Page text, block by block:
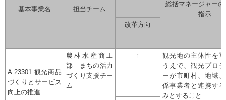
基本事業名 担当チーム
総括マネージャーの
指示
改革方向
A 23301 観光商品
づくりとサービス
向上の推進
農林水産商工
部 まちの活力
づくり支援チー
ム
↑
観光地の主体性を
うえで、観光プロ
ーが市町村、地域
係事業者と連携す
みとすること